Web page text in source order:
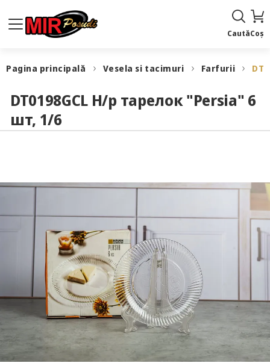
CautăCoș
Pagina principală Vesela si tacimuri Farfurii
DT0198GCL Н/р тарелок "Persia" 6
шт, 1/6